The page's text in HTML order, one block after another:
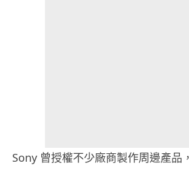
Sony 曾授權不少廠商製作周邊產品